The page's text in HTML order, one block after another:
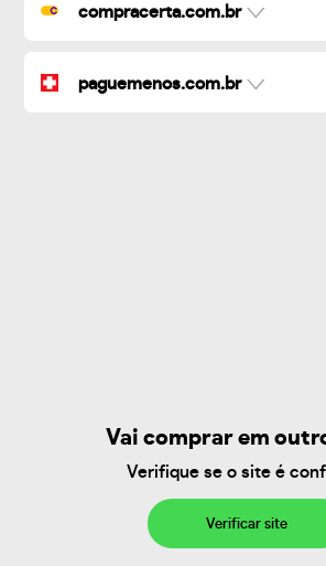
compracerta.com.br
paguemenos.com.br
Vai comprar em
Verifique se o site é
Verificar site